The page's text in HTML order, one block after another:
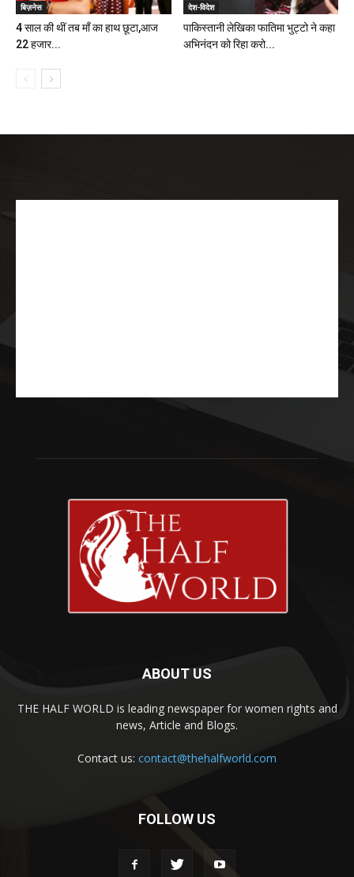
बिज़नेस
4 साल की थीं तब माँ का हाथ छूटा,आज
22 हजार...
देश-विदेश
पाकिस्तानी लेखिका फातिमा भुट्टो ने कहा
अभिनंदन को रिहा करो...
ABOUT US
THE HALF WORLD is leading newspaper for women rights and
news, Article and Blogs.
Contact us: contact@thehalfworld.com
FOLLOW US